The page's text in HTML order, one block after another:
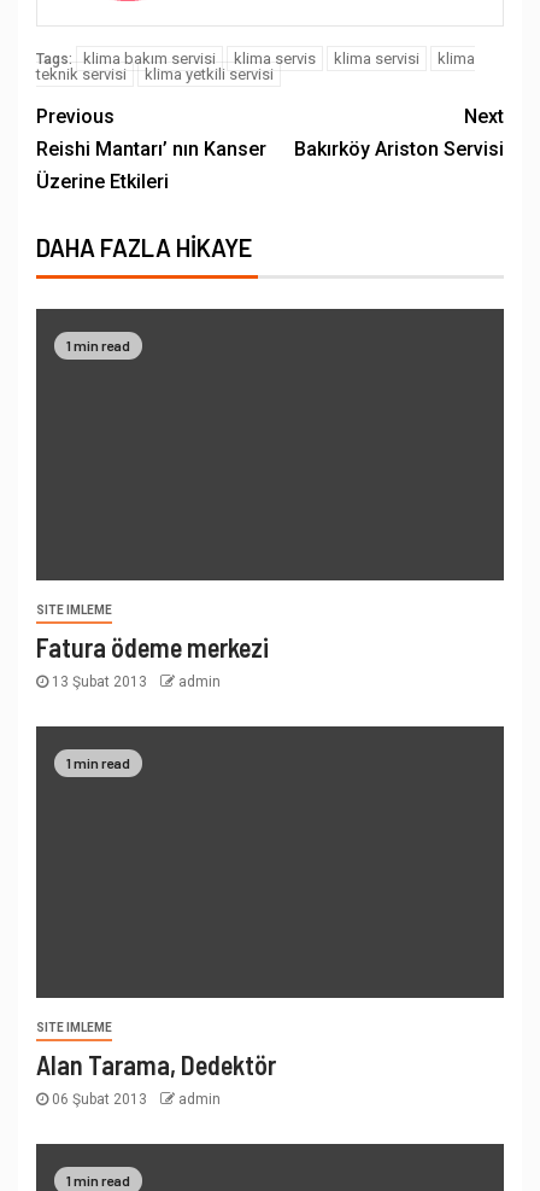
Tags: klima bakım servisi klima servis klima servisi
klima
teknik servisi
klima yetkili servisi
Previous
Reishi Mantarı’ nın Kanser
Üzerine Etkileri
Next
Bakırköy Ariston Servisi
DAHA FAZLA HIKAYE
1 min read
SITE IMLEME
Fatura ödeme merkezi
13 Şubat 2013 admin
1 min read
SITE IMLEME
Alan Tarama, Dedektör
06 Şubat 2013 admin
1 min read